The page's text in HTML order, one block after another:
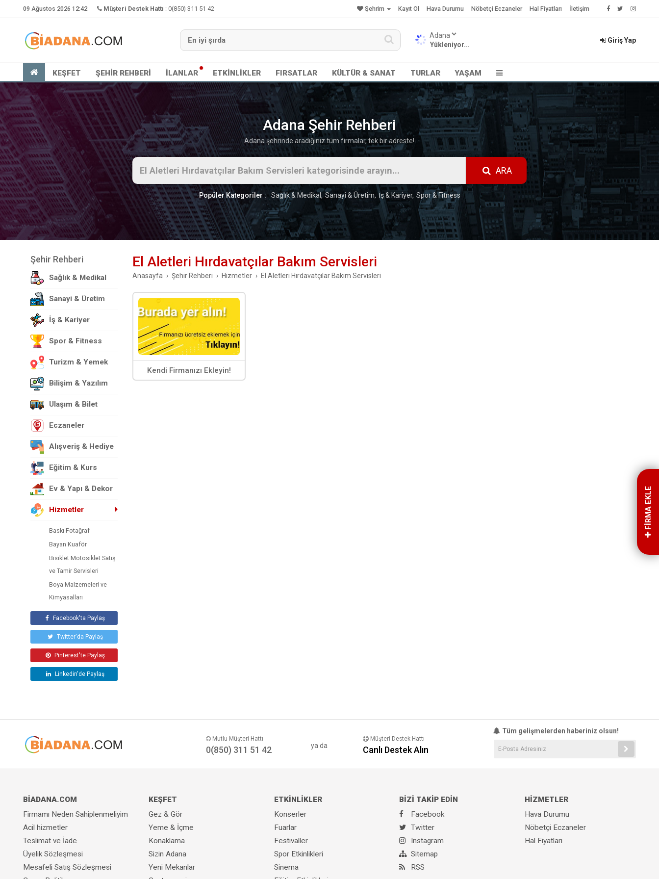
09 Ağustos 2026 12:42 Müşteri Destek Hattı :0(850) 311 51 42 Şehrim Kayıt Ol Hava Durumu Nöbetçi Eczaneler Hal Fiyatları İletişim
Yükleniyor...
Giriş Yap
KEŞFET ŞEHİR REHBERİ İLANLAR ETKİNLİKLER FIRSATLAR KÜLTÜR & SANAT TURLAR YAŞAM
Adana Şehir Rehberi
Adana şehrinde aradığınız tüm firmalar, tek bir adreste!
ARA
Popüler Kategoriler : Sağlık & Medikal Sanayi & Üretim İş & Kariyer Spor & Fitness
Şehir Rehberi
Sağlık & Medikal
Sanayi & Üretim
İş & Kariyer
Spor & Fitness
Turizm & Yemek
Bilişim & Yazılım
Ulaşım & Bilet
Eczaneler
Alışveriş & Hediye
Eğitim & Kurs
Ev & Yapı & Dekor
Hizmetler
Baskı Fotağraf
Bayan Kuaför
Bisiklet Motosiklet Satış
ve Tamir Servisleri
Boya Malzemeleri ve
Kimyasalları
Çelik Kapı ve
Anahtarcılar
Dernekler Vakıflar
Diğer
Kozmetik
Antep İşi, Dikiş Nakış
Avukatlar ve Hukuk
El Aletleri Hırdavatçılar
Bakım Servisleri
Bakkal, Market ve
Büfeler
Elektrik Elektronik Ses
Sistemleri
Facebook'ta Paylaş
Twitter'da Paylaş
Pinterest'te Paylaş
Linkedin'de Paylaş
El Aletleri Hırdavatçılar Bakım Servisleri
Anasayfa Şehir Rehberi Hizmetler El Aletleri Hırdavatçılar Bakım Servisleri
Kendi Firmanızı Ekleyin!
FİRMA EKLE
Mutlu Müşteri Hattı
0(850) 311 51 42 ya da
Müşteri Destek Hattı
Canlı Destek Alın
Tüm gelişmelerden haberiniz olsun!
BİADANA.COM
Firmamı Neden Sahiplenmeliyim
Acil hizmetler
Teslimat ve İade
Üyelik Sözleşmesi
Mesafeli Satış Sözleşmesi
KEŞFET
Gez & Gör
Yeme & İçme
Konaklama
Sizin Adana
Yeni Mekanlar
ETKİNLİKLER
Konserler
Fuarlar
Festivaller
Spor Etkinlikleri
Sinema
BİZİ TAKİP EDİN
Facebook
Twitter
Instagram
Sitemap
RSS
HİZMETLER
Hava Durumu
Nöbetçi Eczaneler
Hal Fiyatları